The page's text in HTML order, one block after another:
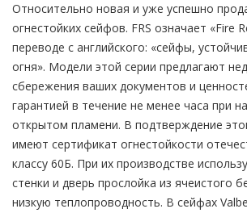
Относительно новая и уже успешно
огнестойких сейфов. FRS означает «Fire
переводе с английского: «сейфы,
огня». Модели этой серии предлагают
сбережения ваших документов и
гарантией в течение не менее часа при
открытом пламени. В подтверждение
имеют сертификат огнестойкости
классу 60Б. При их производстве
стенки и дверь прослойка из ячеистого
низкую теплопроводность. В сейфах